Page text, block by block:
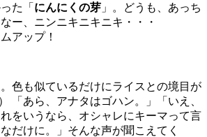
た「 にんにくの芽 」。どうも、あっち
ー、ニンニキニキニキ・・・
アップ！
色も似ているだけにライスとの境目が
「あら、アナタはゴハン。」「いえ、
をいうなら、オシャレにキーマって言
だけに。」そんな声が聞こえてく